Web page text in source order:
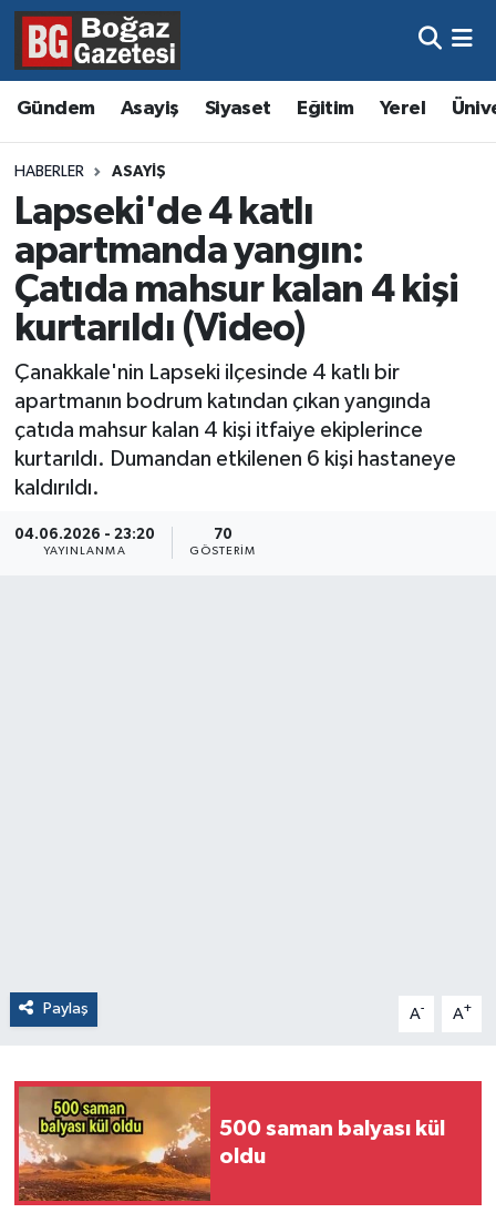
Gündem Asayiş Siyaset Eğitim Yerel
HABERLER ASAYIŞ
Lapseki'de 4 katlı
apartmanda yangın:
Çatıda mahsur kalan 4 kişi
kurtarıldı (Video)
Çanakkale'nin Lapseki ilçesinde 4 katlı bir
apartmanın bodrum katından çıkan yangında
çatıda mahsur kalan 4 kişi itfaiye ekiplerince
kurtarıldı. Dumandan etkilenen 6 kişi hastaneye
kaldırıldı.
04.06.2026 - 23:20
YAYINLANMA
70
GÖSTERIM
Paylaş A- A+
500 saman balyası kül
oldu
Asayiş
Eğitim
Ekonomi
Gündem
Kültür ve Sanat
Magazin
Resmi İlanlar
Sağlık
Hava Durumu
Trafik Durumu
Süper Lig Puan Durumu ve Fikstür
Tüm Manşetler
Son Dakika Haberleri
Haber Arşivi